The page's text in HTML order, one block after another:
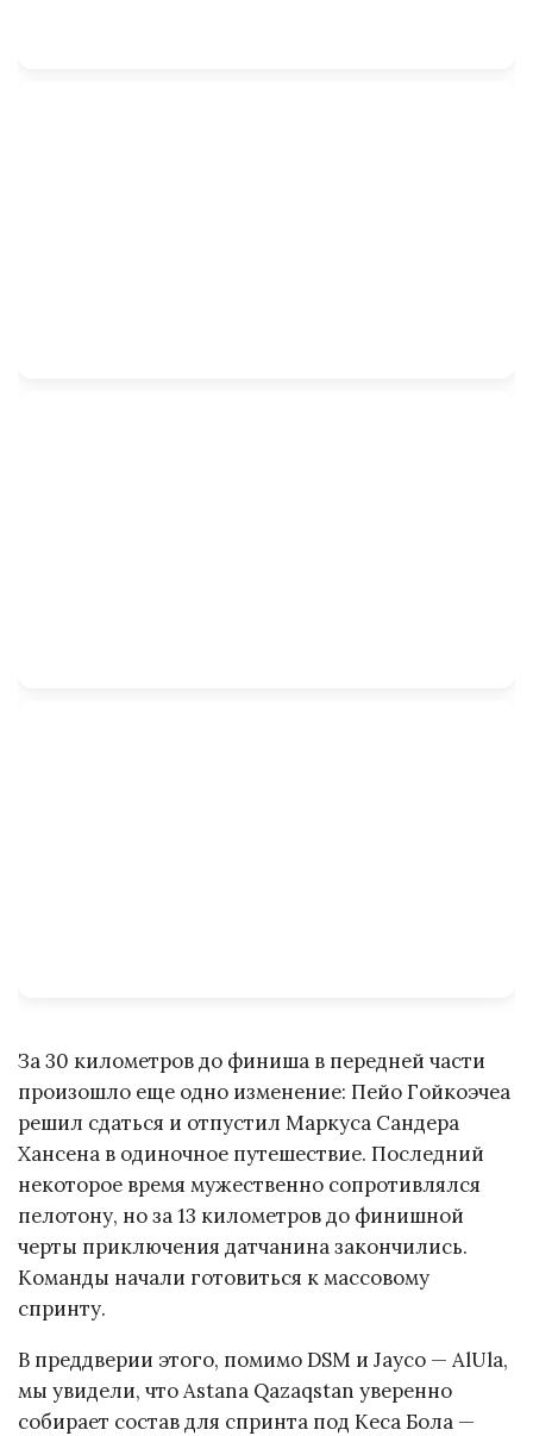
За 30 километров до финиша в передней части
произошло еще одно изменение: Пейо Гойкоэчеа
решил сдаться и отпустил Маркуса Сандера
Хансена в одиночное путешествие. Последний
некоторое время мужественно сопротивлялся
пелотону, но за 13 километров до финишной
черты приключения датчанина закончились.
Команды начали готовиться к массовому
спринту.
В преддверии этого, помимо DSM и Jayco — AlUla,
мы увидели, что Astana Qazaqstan уверенно
собирает состав для спринта под Кеса Бола —